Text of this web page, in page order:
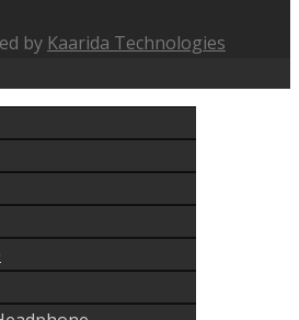
by Kaarida Technologies